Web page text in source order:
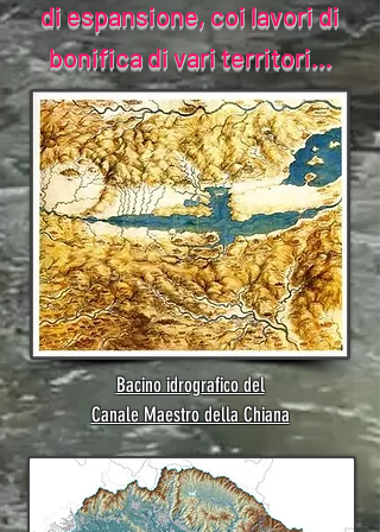
di espansione, coi lavori di
bonifica di vari territori...
Bacino idrografico del
Canale Maestro della Chiana